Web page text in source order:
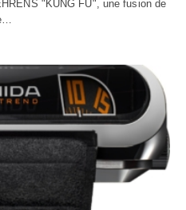
"KUNG FU", une fusion de